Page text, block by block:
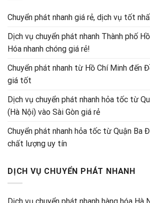
Chuyển phát nhanh giá rẻ, dịch vụ tốt
Dịch vụ chuyển phát nhanh Thành phố
Hóa nhanh chóng giá rẻ!
Chuyển phát nhanh từ Hồ Chí Minh đến
giá tốt
Dịch vụ chuyển phát nhanh hỏa tốc từ
(Hà Nội) vào Sài Gòn giá rẻ
Chuyển phát nhanh hỏa tốc từ Quận Ba
chất lượng uy tín
DỊCH VỤ CHUYỂN PHÁT NHANH